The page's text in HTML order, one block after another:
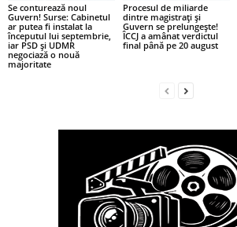
Se conturează noul
Guvern! Surse: Cabinetul
ar putea fi instalat la
începutul lui septembrie,
iar PSD și UDMR
negociază o nouă
majoritate
Procesul de miliarde
dintre magistrați și
Guvern se prelungește!
ÎCCJ a amânat verdictul
final până pe 20 august